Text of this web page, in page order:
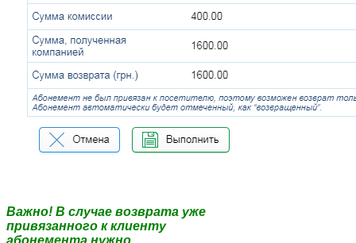
Важно! В случае возврата уже
привязанного к клиенту
абонемента нужно